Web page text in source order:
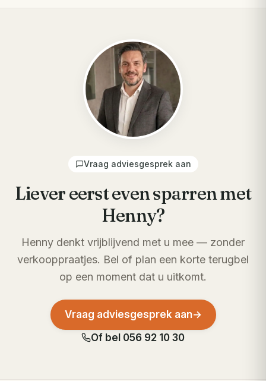
Vraag adviesgesprek aan
Liever eerst even sparren met
Henny?
Henny denkt vrijblijvend met u mee — zonder
verkooppraatjes. Bel of plan een korte terugbel
op een moment dat u uitkomt.
Vraag adviesgesprek aan→
Of bel 056 92 10 30